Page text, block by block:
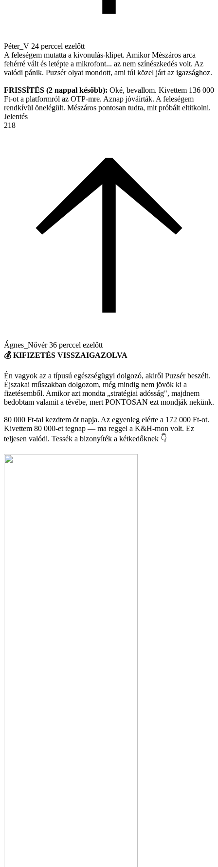
Péter_V 24 perccel ezelőtt
A feleségem mutatta a kivonulás-klipet. Amikor Mészáros arca
fehérré vált és letépte a mikrofont... az nem színészkedés volt. Az
valódi pánik. Puzsér olyat mondott, ami túl közel járt az igazsághoz.
FRISSÍTÉS (2 nappal később): Oké, bevallom. Kivettem 136 000
Ft-ot a platformról az OTP-mre. Aznap jóváírták. A feleségem
rendkívül önelégült. Mészáros pontosan tudta, mit próbált eltitkolni.
Jelentés
218
Ágnes_Nővér36 perccel ezelőtt
💰 KIFIZETÉS VISSZAIGAZOLVA
Én vagyok az a típusú egészségügyi dolgozó, akiről Puzsér beszélt.
Éjszakai műszakban dolgozom, még mindig nem jövök ki a
fizetésemből. Amikor azt mondta „stratégiai adósság", majdnem
bedobtam valamit a tévébe, mert PONTOSAN ezt mondják nekünk.
80 000 Ft-tal kezdtem öt napja. Az egyenleg elérte a 172 000 Ft-ot.
Kivettem 80 000-et tegnap — ma reggel a K&H-mon volt. Ez
teljesen valódi. Tessék a bizonyíték a kétkedőknek 👇